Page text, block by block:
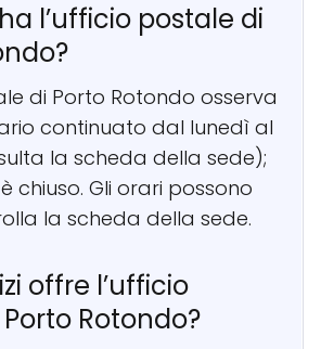
l’ufficio postale di
di Porto Rotondo osserva
continuato dal lunedì al
la scheda della sede);
chiuso. Gli orari possono
la scheda della sede.
offre l’ufficio
Rotondo?